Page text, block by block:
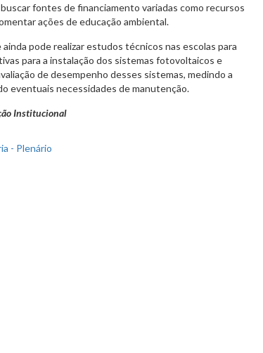
fontes de financiamento variadas como recursos
ações de educação ambiental.
pode realizar estudos técnicos nas escolas para
para a instalação dos sistemas fotovoltaicos e
de desempenho desses sistemas, medindo a
eventuais necessidades de manutenção.
Institucional